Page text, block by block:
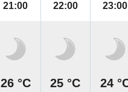
21:00
26 °C
22:00
25 °C
23:00
24